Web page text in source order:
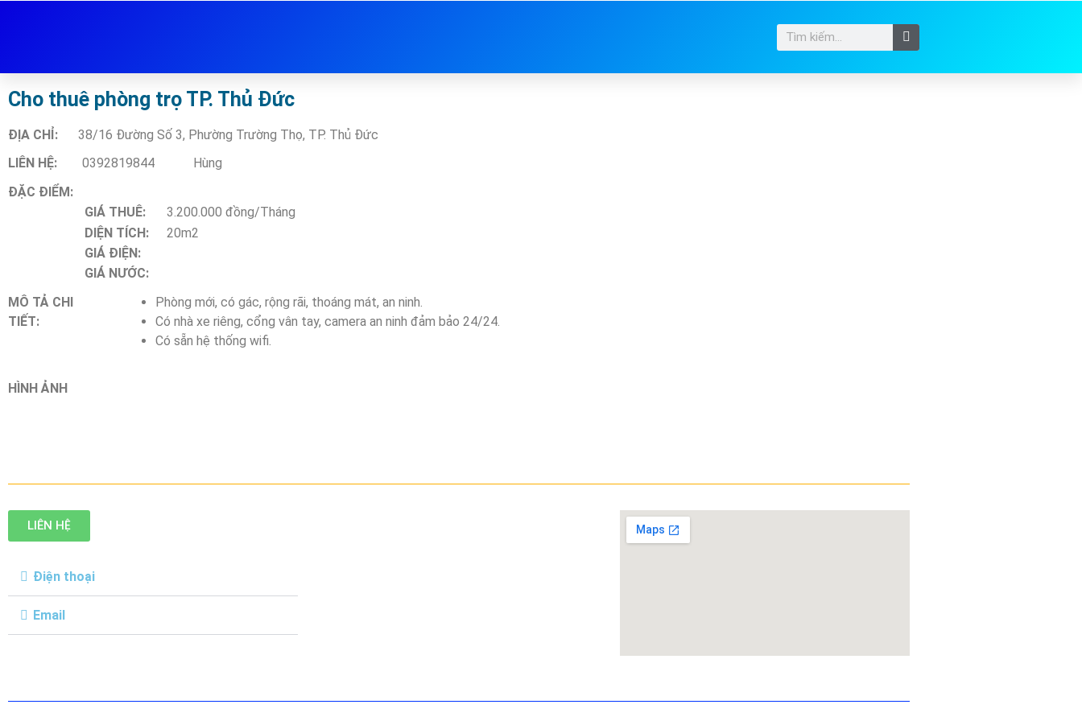
Cho thuê phòng trọ TP. Thủ Đức
ĐỊA CHỈ:
38/16 Đường Số 3, Phường Trường Thọ, TP. Thủ Đức
LIÊN HỆ:
0392819844
Hùng
ĐẶC ĐIỂM:
GIÁ THUÊ:
3.200.000 đồng/Tháng
DIỆN TÍCH:
20m2
GIÁ ĐIỆN:
GIÁ NƯỚC:
MÔ TẢ CHI
TIẾT:
Phòng mới, có gác, rộng rãi, thoáng mát, an ninh.
Có nhà xe riêng, cổng vân tay, camera an ninh đảm bảo 24/24.
Có sẵn hệ thống wifi.
HÌNH ẢNH
LIÊN HỆ
Điện thoại
Email